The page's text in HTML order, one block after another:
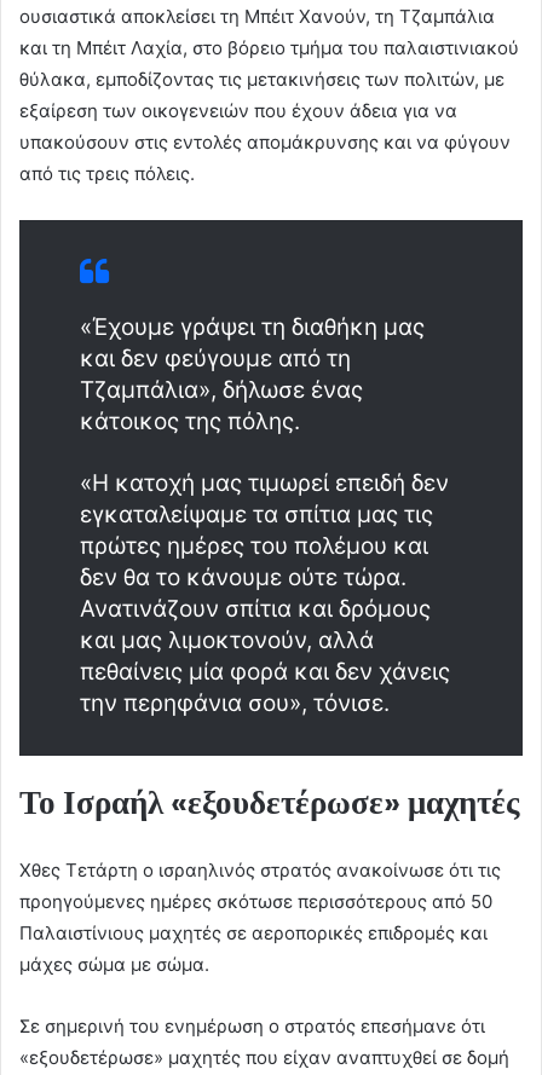
ουσιαστικά αποκλείσει τη Μπέιτ Χανούν, τη Τζαμπάλια
και τη Μπέιτ Λαχία, στο βόρειο τμήμα του παλαιστινιακού
θύλακα, εμποδίζοντας τις μετακινήσεις των πολιτών, με
εξαίρεση των οικογενειών που έχουν άδεια για να
υπακούσουν στις εντολές απομάκρυνσης και να φύγουν
από τις τρεις πόλεις.
«Έχουμε γράψει τη διαθήκη μας
και δεν φεύγουμε από τη
Τζαμπάλια», δήλωσε ένας
κάτοικος της πόλης.
«Η κατοχή μας τιμωρεί επειδή δεν
εγκαταλείψαμε τα σπίτια μας τις
πρώτες ημέρες του πολέμου και
δεν θα το κάνουμε ούτε τώρα.
Ανατινάζουν σπίτια και δρόμους
και μας λιμοκτονούν, αλλά
πεθαίνεις μία φορά και δεν χάνεις
την περηφάνια σου», τόνισε.
Το Ισραήλ «εξουδετέρωσε» μαχητές
Χθες Τετάρτη ο ισραηλινός στρατός ανακοίνωσε ότι τις
προηγούμενες ημέρες σκότωσε περισσότερους από 50
Παλαιστίνιους μαχητές σε αεροπορικές επιδρομές και
μάχες σώμα με σώμα.
Σε σημερινή του ενημέρωση ο στρατός επεσήμανε ότι
«εξουδετέρωσε» μαχητές που είχαν αναπτυχθεί σε δομή